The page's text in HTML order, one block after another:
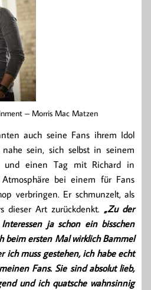
– Morris Mac Matzen
auch seine Fans ihrem Idol
sein, sich selbst in seinem
und einen Tag mit Richard in
bei einem für Fans
verbringen. Er schmunzelt, als
dieser Art zurückdenkt. „Zu der
ja schon ein bisschen
beim ersten Mal wirklich Bammel
ich muss gestehen, ich habe echt
Fans. Sie sind absolut lieb,
und ich quatsche wahnsinnig